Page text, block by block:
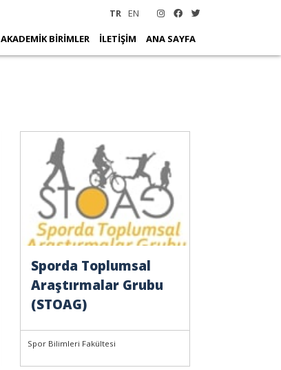
TR EN
AKADEMİK BİRİMLER İLETİŞİM ANA SAYFA
Sporda Toplumsal
Araştırmalar Grubu
(STOAG)
Spor Bilimleri Fakültesi